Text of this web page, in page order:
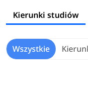
Kierunki studiów
Wszystkie